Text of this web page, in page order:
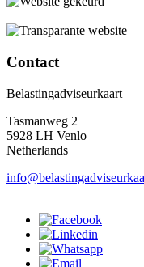
Contact
Belastingadviseurkaart
Tasmanweg 2
5928 LH Venlo
Netherlands